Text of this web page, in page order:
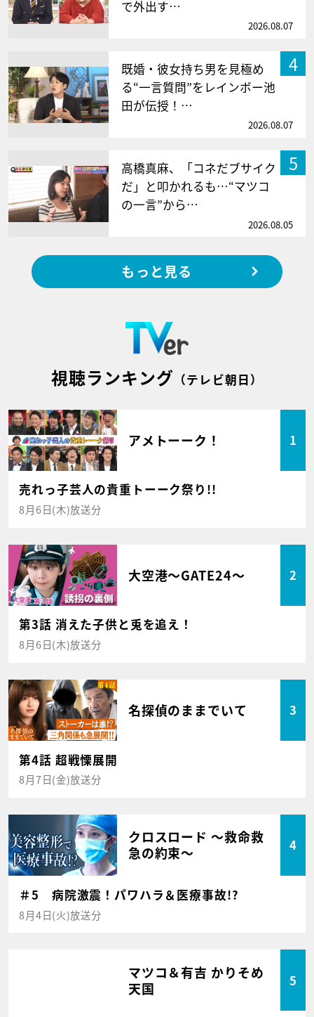
で外出す…
2026.08.07
4
既婚・彼女持ち男を見極め
る“一言質問”をレインボー池
田が伝授！…
2026.08.07
5
高橋真麻、「コネだブサイク
だ」と叩かれるも…“マツコ
の一言”から…
2026.08.05
もっと見る
視聴ランキング （テレビ朝日）
アメトーーク！ 1
売れっ子芸人の貴重トーーク祭り!!
8月6日(木)放送分
大空港～GATE24～ 2
第3話 消えた子供と兎を追え！
8月6日(木)放送分
名探偵のままでいて 3
第4話 超戦慄展開
8月7日(金)放送分
クロスロード ～救命救
急の約束～
4
＃5 病院激震！パワハラ＆医療事故!?
8月4日(火)放送分
マツコ＆有吉 かりそめ
天国
5